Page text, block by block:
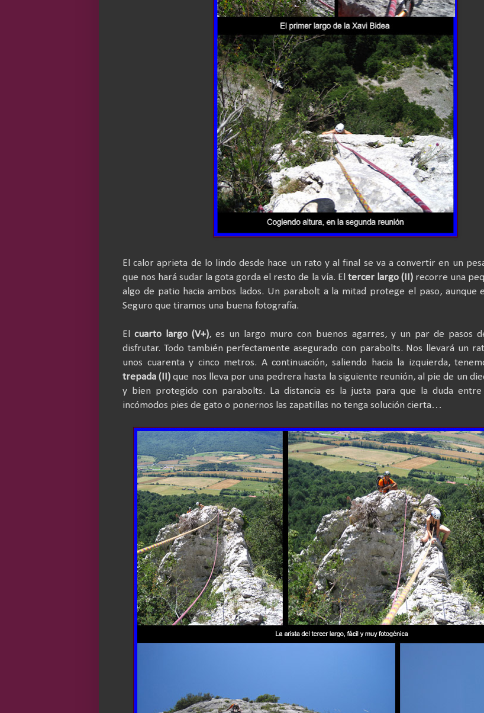
El calor aprieta de lo lindo desde hace un rato y al final se va a convertir en un
que nos hará sudar la gota gorda el resto de la vía. El tercer largo (II)recorre una
algo de patio hacia ambos lados. Un parabolt a la mitad protege el paso, aunque
Seguro que tiramos una buena fotografía.
El cuarto largo (V+), es un largo muro con buenos agarres, y un par de pasos
disfrutar. Todo también perfectamente asegurado con parabolts. Nos llevará un
unos cuarenta y cinco metros. A continuación, saliendo hacia la izquierda,
trepada (II) que nos lleva por una pedrera hasta la siguiente reunión, al pie de un
y bien protegido con parabolts. La distancia es la justa para que la duda entre
incómodos pies de gato o ponernos las zapatillas no tenga solución cierta…